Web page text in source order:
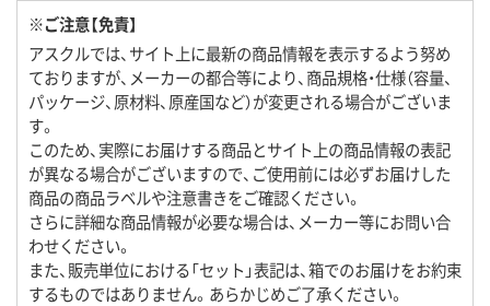
※ご注意【免責】
アスクルでは、サイト上に最新の商品情報を表示するよう努め
ておりますが、メーカーの都合等により、商品規格・仕様（容量、
パッケージ、原材料、原産国など）が変更される場合がございま
す。
このため、実際にお届けする商品とサイト上の商品情報の表記
が異なる場合がございますので、ご使用前には必ずお届けした
商品の商品ラベルや注意書きをご確認ください。
さらに詳細な商品情報が必要な場合は、メーカー等にお問い合
わせください。
また、販売単位における「セット」表記は、箱でのお届けをお約束
するものではありません。あらかじめご了承ください。